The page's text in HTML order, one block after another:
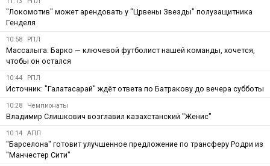
"Локомотив" может арендовать у "Црвены Звезды" полузащитника
Генделя
10:58 РПЛ
Массалыга: Барко — ключевой футболист нашей команды, хочется,
чтобы он остался
10:44 РПЛ
Источник: "Галатасарай" ждёт ответа по Батракову до вечера субботы
10:28 Чемпионаты
Владимир Слишкович возглавил казахстанский "Женис"
10:14 АПЛ
"Барселона" готовит улучшенное предложение по трансферу Родри из
"Манчестер Сити"